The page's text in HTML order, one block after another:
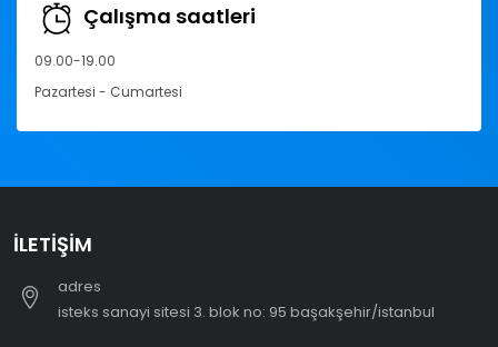
Çalışma saatleri
09.00-19.00
Pazartesi - Cumartesi
İLETIŞIM
adres
i̇steks sanayi sitesi 3. blok no: 95 başakşehir/i̇stanbul